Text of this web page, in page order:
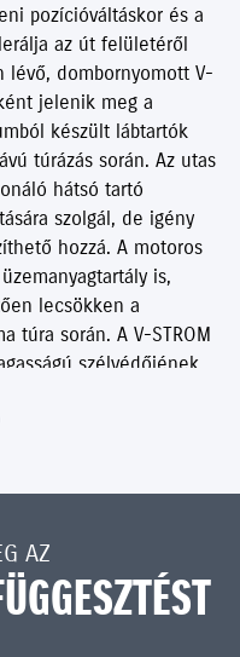
pozícióváltáskor és a
az út felületéről
dombornyomott V-
jelenik meg a
készült lábtartók
túrázás során. Az utas
hátsó tartó
szolgál, de igény
hozzá. A motoros
is,
lecsökken a
túra során. A V-STROM
szélvédőjének
szélzaj, ezáltal a zavaró
AZ